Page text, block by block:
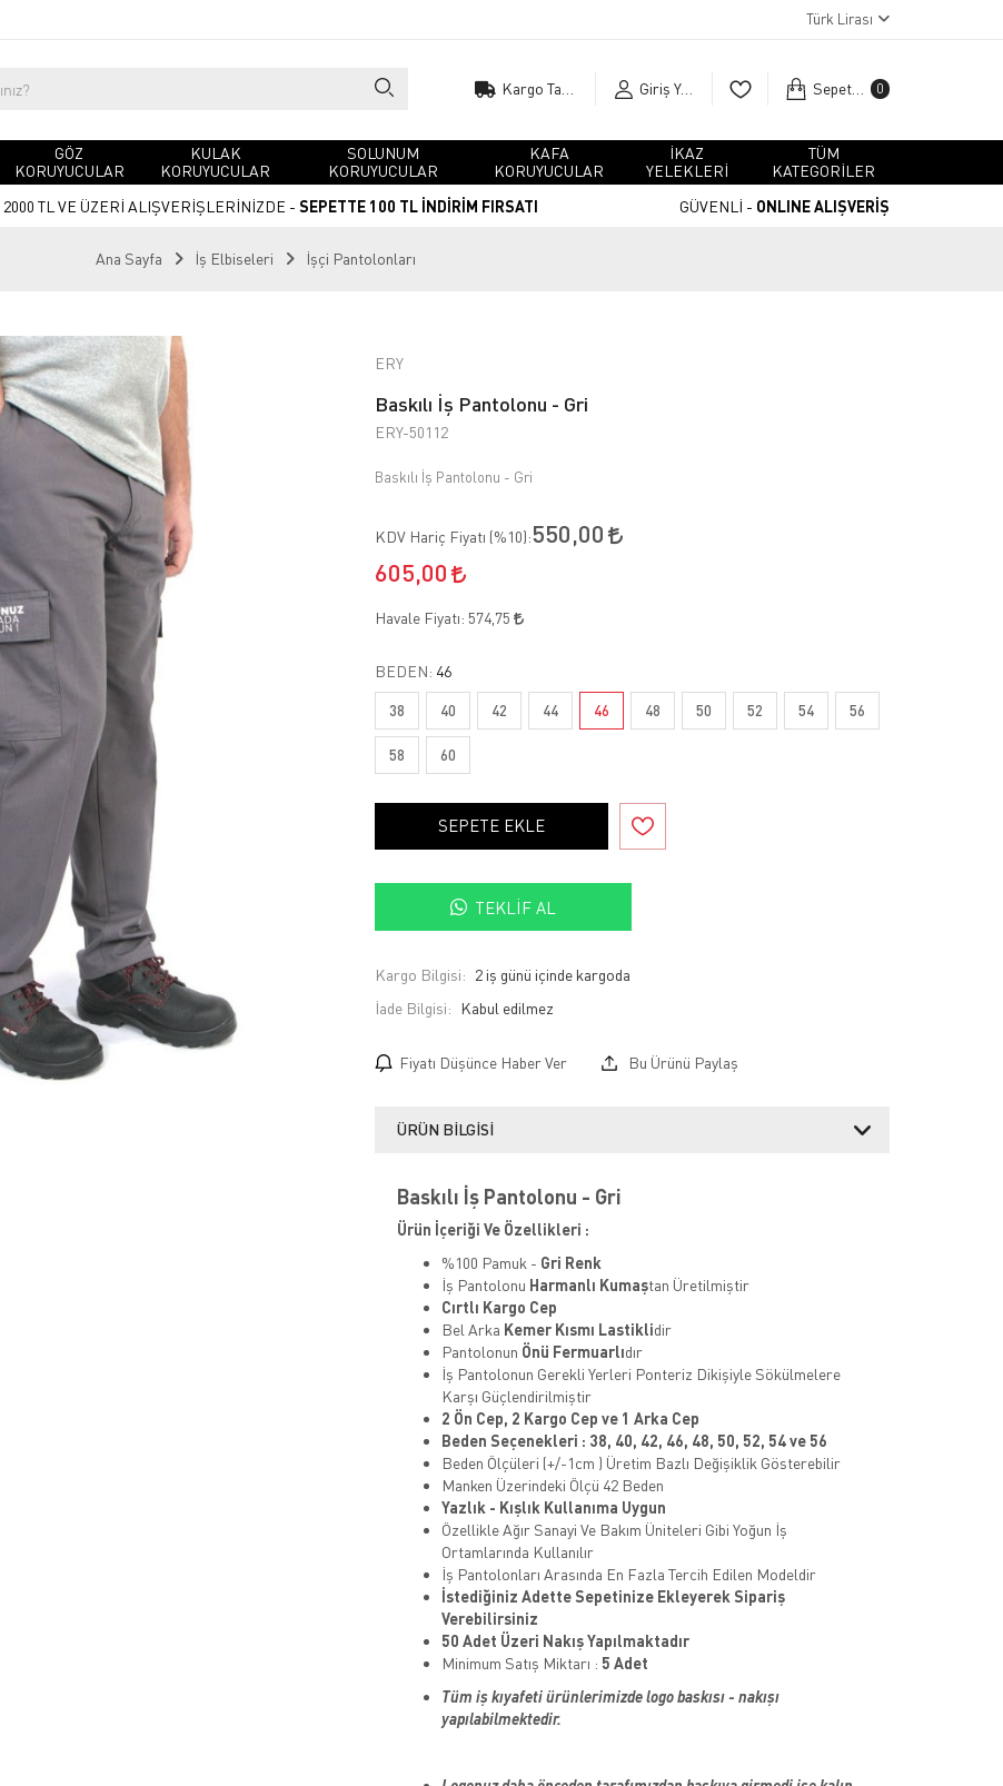
Türk Lirası
Giriş Yap Sepetim 0
GÖZ
KORUYUCULAR
KULAK
KORUYUCULAR
SOLUNUM
KORUYUCULAR
KAFA
KORUYUCULAR
İKAZ
YELEKLERİ
TÜM
KATEGORİLER
2000 TL VE ÜZERİ ALIŞVERİŞLERİNİZDE - SEPETTE 100 TL İNDİRİM FIRSATI GÜVENLİ - ONLINE ALIŞVERİŞ
Ana Sayfa İş Elbiseleri İşçi Pantolonları
ERY
Baskılı İş Pantolonu - Gri
ERY-50112
Baskılı İş Pantolonu - Gri
KDV Hariç Fiyatı (%10):550,00
605,00
Havale Fiyatı: 574,75
BEDEN: 46
38 40 42 44 46 48 50 52 54 56
58 60
SEPETE EKLE
TEKLIF AL
Kargo Bilgisi: 2 iş günü içinde kargoda
İade Bilgisi:
Fiyatı Düşünce Haber Ver Bu Ürünü Paylaş
ÜRÜN BILGISI
Baskılı İş Pantolonu - Gri
Ürün İçeriği Ve Özellikleri :
%100 Pamuk - Gri Renk
İş Pantolonu Harmanlı Kumaştan Üretilmiştir
Cırtlı Kargo Cep
Bel Arka Kemer Kısmı Lastiklidir
Pantolonun Önü Fermuarlıdır
İş Pantolonun Gerekli Yerleri Ponteriz Dikişiyle Sökülmelere
Karşı Güçlendirilmiştir
2 Ön Cep, 2 Kargo Cep ve 1 Arka Cep
Beden Seçenekleri : 38, 40, 42, 46, 48, 50, 52, 54 ve 56
Beden Ölçüleri (+/-1cm ) Üretim Bazlı Değişiklik Gösterebilir
Manken Üzerindeki Ölçü 42 Beden
Yazlık - Kışlık Kullanıma Uygun
Özellikle Ağır Sanayi Ve Bakım Üniteleri Gibi Yoğun İş
Ortamlarında Kullanılır
İş Pantolonları Arasında En Fazla Tercih Edilen Modeldir
İstediğiniz Adette Sepetinize Ekleyerek Sipariş
Verebilirsiniz
50 Adet Üzeri Nakış Yapılmaktadır
Minimum Satış Miktarı : 5 Adet
Tüm iş kıyafeti ürünlerimizde logo baskısı - nakışı
yapılabilmektedir.